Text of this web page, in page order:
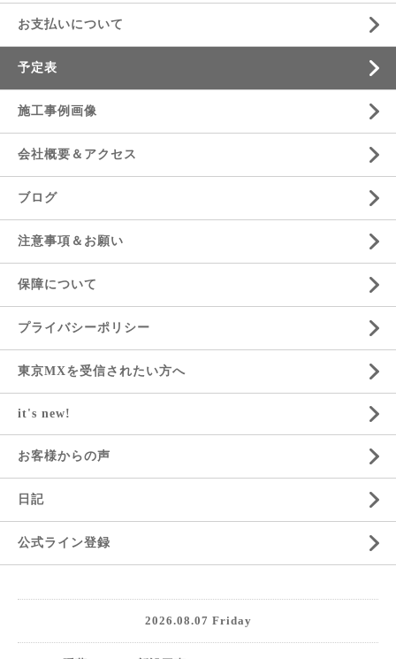
お支払いについて
予定表
施工事例画像
会社概要＆アクセス
ブログ
注意事項＆お願い
保障について
プライバシーポリシー
東京MXを受信されたい方へ
it's new!
お客様からの声
日記
公式ライン登録
2026.08.07 Friday